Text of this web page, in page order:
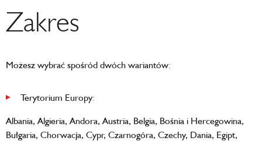
Zakres
Możesz wybrać spośród dwóch wariantów:
Terytorium Europy:
Albania, Algieria, Andora, Austria, Belgia, Bośnia i Hercegowina,
Bułgaria, Chorwacja, Cypr, Czarnogóra, Czechy, Dania, Egipt,